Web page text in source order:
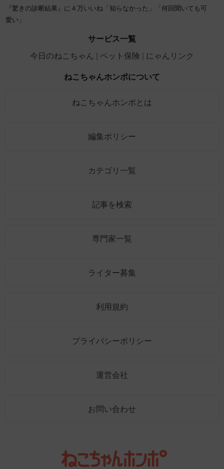
『驚きの診断結果』に４万いいね「知らなかった」「何回聞いても可
愛い」
サービス一覧
今日のねこちゃん
ペット保険 にゃんリンク
ねこちゃんホンポについて
ねこちゃんホンポとは
編集ポリシー
カテゴリ一覧
記事を検索
専門家一覧
ライター募集
利用規約
プライバシーポリシー
運営会社
お問い合わせ